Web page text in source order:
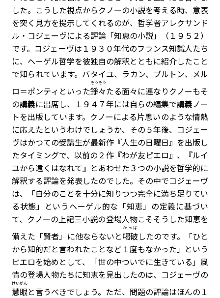
した。こうした視点からクノーの小説を考える時、意表
を突く見方を提示してくれるのが、哲学者アレクサンド
ル・コジェーヴによる評論「知恵の小説」（１９５２）
です。コジェーヴは１９３０年代のフランス知識人たち
に、ヘーゲル哲学を彼独自の解釈とともに紹介したこと
で知られています。バタイユ、ラカン、ブルトン、メル
ロ＝ポンティといった錚々
そうそう
たる面々に連なりクノーもそ
の講義に出席し、１９４７年には自らの編集で講義ノー
トを出版しています。クノーによる片思いのような情熱
に応えたというわけでしょうか、その５年後、コジェー
ヴはかつての受講生が最新作『人生の日曜日』を出版し
たタイミングで、以前の２作『わが友ピエロ』、『ルイ
ユから遠くはなれて』とあわせた３つの小説を哲学的に
解釈する評論を発表したのでした。その中でコジェーヴ
は、「自分のことを十分に知りつつ完全に満ち足りてい
る状態」というヘーゲル的な「知恵」の定義に基づい
て、クノーの上記三小説の登場人物こそそうした知恵を
備えた「賢者」に他ならないと喝破
かっぱ
したのです。「ひと
から知的だと言われたことなど１度もなかった」という
ピエロを始めとして、「世の中ついでに生きている」風
情の登場人物たちに知恵を見出したのは、コジェーヴの
慧眼
けいがん
と言うべきでしょう。ただ、問題の評論はほんの１